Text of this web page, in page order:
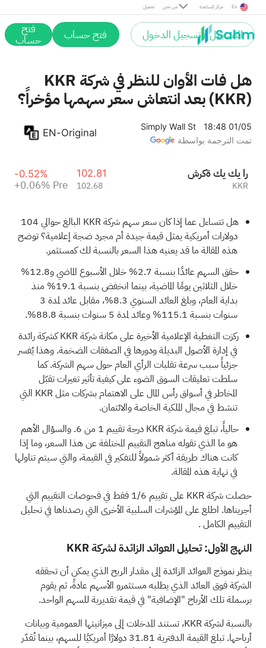
تحميل من نحن مركز المساعدة En
التسجيل / تسجيل الدخول فتح حساب فتح
حساب
هل فات الأوان للنظر في شركة KKR
(KKR) بعد انتعاش سعر سهمها مؤخراً؟
Simply Wall St
18:48 01/05
تمت الترجمة بواسطة
EN-Original
شركة كي كي ار
KKR
102.81
102.68
-0.52%
+0.06% Pre
هل تتساءل عما إذا كان سعر سهم شركة KKR البالغ حوالي 104
دولارات أمريكية يمثل قيمة جيدة أم مجرد ضجة إعلامية؟ توضح
هذه المقالة ما قد يعنيه هذا السعر بالنسبة لك كمستثمر.
حقق السهم عائدًا بنسبة 2.7% خلال الأسبوع الماضي و12.8%
خلال الثلاثين يومًا الماضية، بينما انخفض بنسبة 19.1% منذ
بداية العام، وبلغ العائد السنوي 8.3%، مقابل عائد لمدة 3
سنوات بنسبة 115.1% وعائد لمدة 5 سنوات بنسبة 88.8%.
ركزت التغطية الإعلامية الأخيرة على مكانة شركة KKR كشركة رائدة
في إدارة الأصول البديلة ودورها في الصفقات الضخمة. وهذا يُفسر
جزئياً سبب سرعة تقلبات الرأي العام حول سهم الشركة. كما
سلطت تعليقات السوق الضوء على كيفية تأثير تغيرات تقبّل
المخاطر في أسواق رأس المال على الاهتمام بشركات مثل KKR التي
تنشط في مجال الملكية الخاصة والائتمان.
حالياً، تبلغ قيمة شركة KKR درجة تقييم
1 من 6.
والسؤال الأهم
هو ما الذي تقوله مناهج التقييم المختلفة عن هذا السعر، وما إذا
كانت هناك طريقة أكثر شمولاً للتفكير في القيمة، والتي سيتم تناولها
في نهاية هذه المقالة.
حصلت شركة KKR على تقييم 1/6 فقط في فحوصات التقييم التي
أجريناها. اطلع على المؤشرات السلبية الأخرى التي رصدناها فيتحليل
التقييم الكامل.
النهج الأول: تحليل العوائد الزائدة لشركة KKR
ينظر نموذج العوائد الزائدة إلى مقدار الربح الذي يمكن أن تحققه
الشركة فوق العائد الذي يطلبه مستثمرو الأسهم عادةً، ثم يقوم
برسملة تلك الأرباح "الإضافية" في قيمة تقديرية للسهم الواحد.
بالنسبة لشركة KKR، تستند المدخلات إلى ميزانيتها العمومية وبيانات
أرباحها. تبلغ القيمة الدفترية 31.81 دولارًا أمريكيًا للسهم، بينما تُقدّر